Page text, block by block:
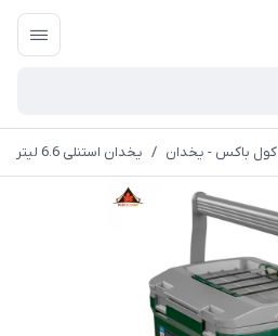
کول باکس - یخدان / یخدان استنلی 6.6 لیتر